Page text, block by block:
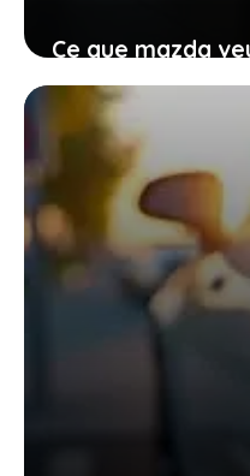
Ce que mazda
renonçant
l’électrique total
27 janvier 2026